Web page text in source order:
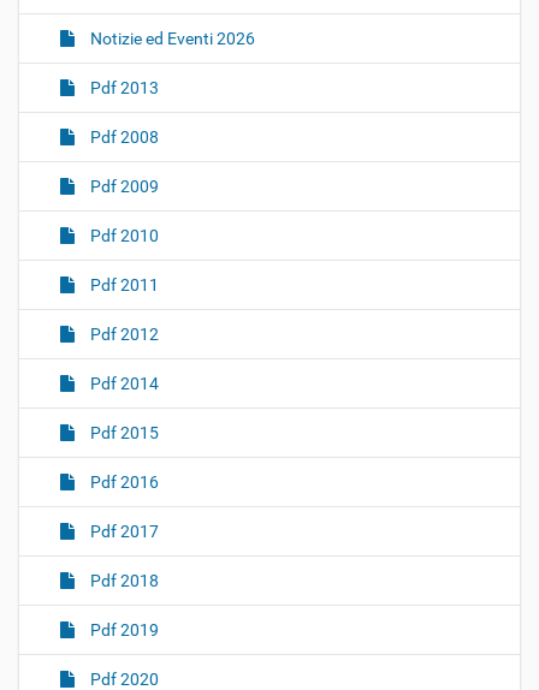
Notizie ed Eventi 2026
Pdf 2013
Pdf 2008
Pdf 2009
Pdf 2010
Pdf 2011
Pdf 2012
Pdf 2014
Pdf 2015
Pdf 2016
Pdf 2017
Pdf 2018
Pdf 2019
Pdf 2020